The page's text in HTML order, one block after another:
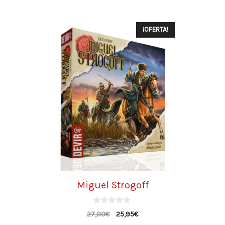
¡OFERTA!
Miguel Strogoff
0
d
27,00€ 25,95€